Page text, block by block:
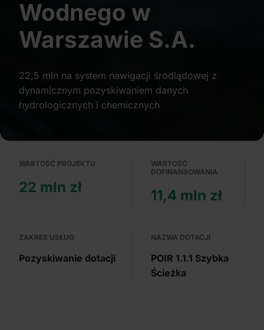
Partnerzy mogą połączyć te informacje z innymi danymi
otrzymanymi od Ciebie lub uzyskanymi podczas
korzystania z ich usług.
Wodnego w
Warszawie S.A.
22,5 mln na system nawigacji śródlądowej z
dynamicznym pozyskiwaniem danych
hydrologicznych i chemicznych
WARTOŚĆ PROJEKTU
22 mln zł
WARTOŚĆ
DOFINANSOWANIA
11,4 mln zł
ZAKRES USŁUG
Pozyskiwanie dotacji
NAZWA DOTACJI
POIR 1.1.1 Szybka
Ścieżka